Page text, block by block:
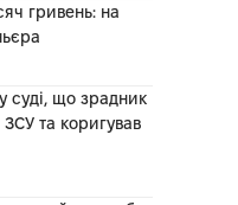
гривень: на
суді, що зрадник
та коригував